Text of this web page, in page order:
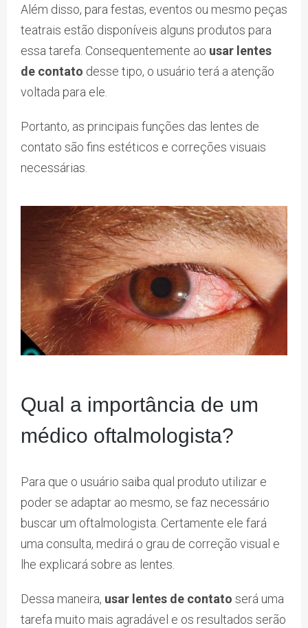
Além disso, para festas, eventos ou mesmo peças
teatrais estão disponíveis alguns produtos para
essa tarefa. Consequentemente ao usar lentes
de contato desse tipo, o usuário terá a atenção
voltada para ele.
Portanto, as principais funções das lentes de
contato são fins estéticos e correções visuais
necessárias.
Qual a importância de um
médico oftalmologista?
Para que o usuário saiba qual produto utilizar e
poder se adaptar ao mesmo, se faz necessário
buscar um oftalmologista. Certamente ele fará
uma consulta, medirá o grau de correção visual e
lhe explicará sobre as lentes.
Dessa maneira, usar lentes de contato será uma
tarefa muito mais agradável e os resultados serão